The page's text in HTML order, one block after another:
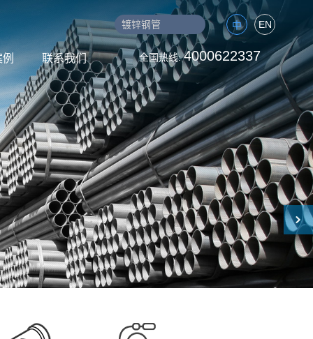
管 电线电缆 镀锌无缝钢管 涂塑管
管 涂塑管 衬塑管 玛钢管件
件 角钢 槽钢 镀锌板
槽钢 工字钢 镀锌板
例 联系我们
联系方式
社会招聘
在线留言
中 EN
全国热线:4000622337